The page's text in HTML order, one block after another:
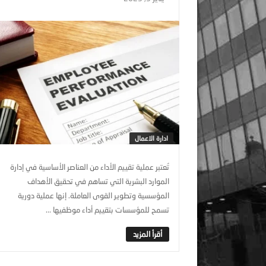
ادارة الاعمال
تُعتبر عملية تقييم الأداء من العناصر الأساسية في إدارة
الموارد البشرية التي تساهم في تحقيق الأهداف
المؤسسية وتطوير القوى العاملة. إنها عملية دورية
تسمح للمؤسسات بتقييم أداء موظفيها ...